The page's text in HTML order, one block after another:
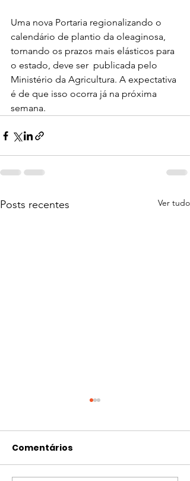
Uma nova Portaria regionalizando o
calendário de plantio da oleaginosa,
tornando os prazos mais elásticos para
o estado, deve ser  publicada pelo
Ministério da Agricultura. A expectativa
é de que isso ocorra já na próxima
semana.
Posts recentes Ver tudo
Comentários